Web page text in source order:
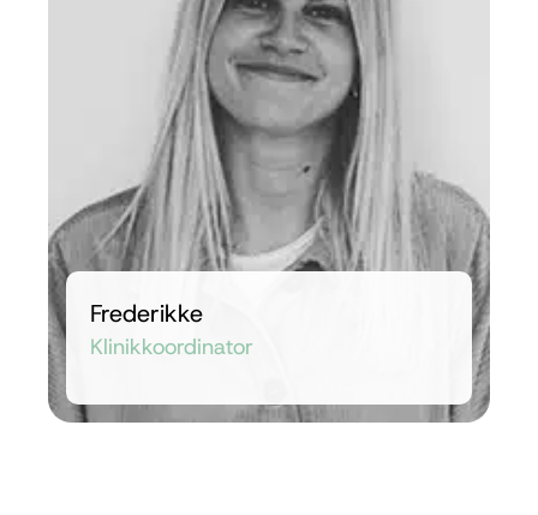
Frederikke
Klinikkoordinator